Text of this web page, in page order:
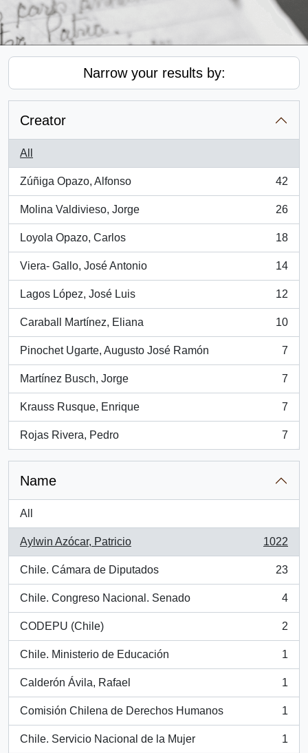
Narrow your results by:
Creator
All
Zúñiga Opazo, Alfonso
, 42 results
42
Molina Valdivieso, Jorge
, 26 results
26
Loyola Opazo, Carlos
, 18 results
18
Viera- Gallo, José Antonio
, 14 results
14
Lagos López, José Luis
, 12 results
12
Caraball Martínez, Eliana
, 10 results
10
Pinochet Ugarte, Augusto José Ramón
, 7 results
7
Martínez Busch, Jorge
, 7 results
7
Krauss Rusque, Enrique
, 7 results
7
Rojas Rivera, Pedro
, 7 results
7
Name
All
Aylwin Azócar, Patricio
, 1022 results
1022
Chile. Cámara de Diputados
, 23 results
23
Chile. Congreso Nacional. Senado
, 4 results
4
CODEPU (Chile)
, 2 results
2
Chile. Ministerio de Educación
, 1 results
1
Calderón Ávila, Rafael
, 1 results
1
Comisión Chilena de Derechos Humanos
, 1 results
1
Chile. Servicio Nacional de la Mujer
, 1 results
1